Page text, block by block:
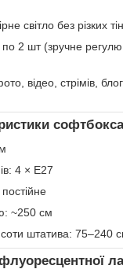
світло без різких
2 шт (зручне
відео, стрімів,
4 × E27
~250 см
штатива: 75–240